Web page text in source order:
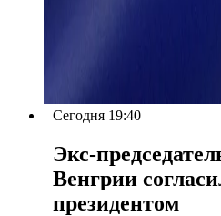
Сегодня 19:40
Экс-
Венгрии
президентом